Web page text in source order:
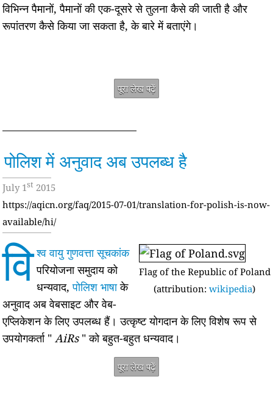
विभिन्न पैमानों, पैमानों की एक-दूसरे से तुलना कैसे की जाती है और
रूपांतरण कैसे किया जा सकता है, के बारे में बताएंगे।
पूरा लेख पढ़ें
पोलिश में अनुवाद अब उपलब्ध है
July 1st 2015
https://aqicn.org/faq/2015-07-01/translation-for-polish-is-now-
available/hi/
Flag of the Republic of Poland
(attribution:wikipedia)
विश्व वायु गुणवत्ता सूचकांक
परियोजना समुदाय को
धन्यवाद,पोलिश भाषाके
अनुवाद अब वेबसाइट और वेब-
एप्लिकेशन के लिए उपलब्ध हैं। उत्कृष्ट योगदान के लिए विशेष रूप से
उपयोगकर्ता " AiRs" को बहुत-बहुत धन्यवाद।
पूरा लेख पढ़ें